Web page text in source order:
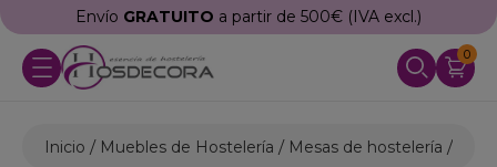
Envío GRATUITO a partir de 500€ (IVA excl.)
0
Inicio Muebles de Hostelería Mesas de hostelería